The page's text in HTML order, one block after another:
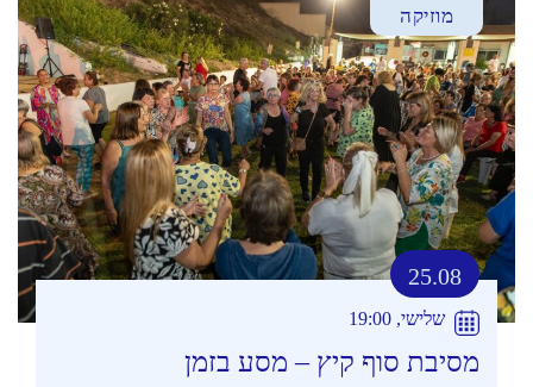
מוזיקה
25.08
שלישי, 19:00
מסיבת סוף קיץ – מסע בזמן